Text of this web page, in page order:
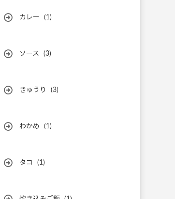
カレー (1)
ソース (3)
きゅうり (3)
わかめ (1)
タコ (1)